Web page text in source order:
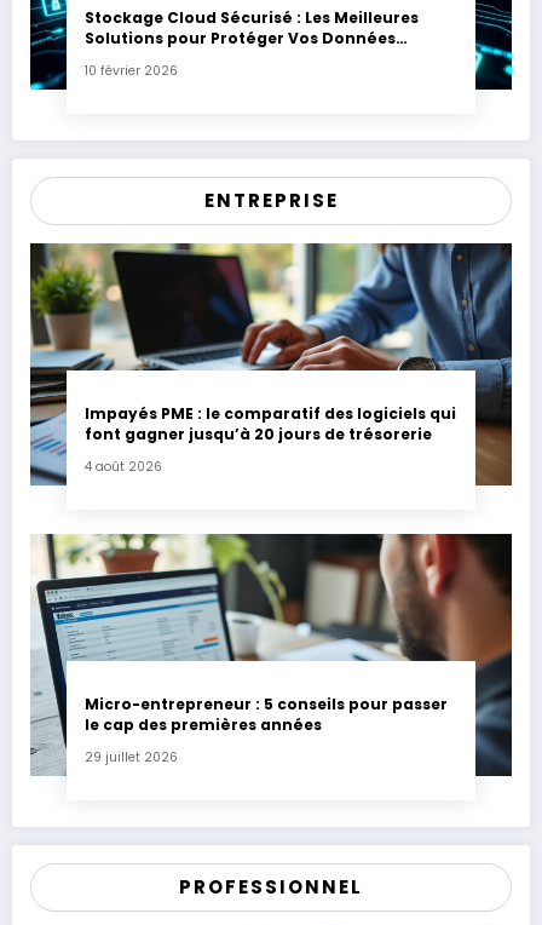
Stockage Cloud Sécurisé : Les Meilleures
Solutions pour Protéger Vos Données
10 février 2026
ENTREPRISE
Impayés PME : le comparatif des logiciels qui
font gagner jusqu’à 20 jours de trésorerie
4 août 2026
Micro-entrepreneur : 5 conseils pour passer
le cap des premières années
29 juillet 2026
PROFESSIONNEL